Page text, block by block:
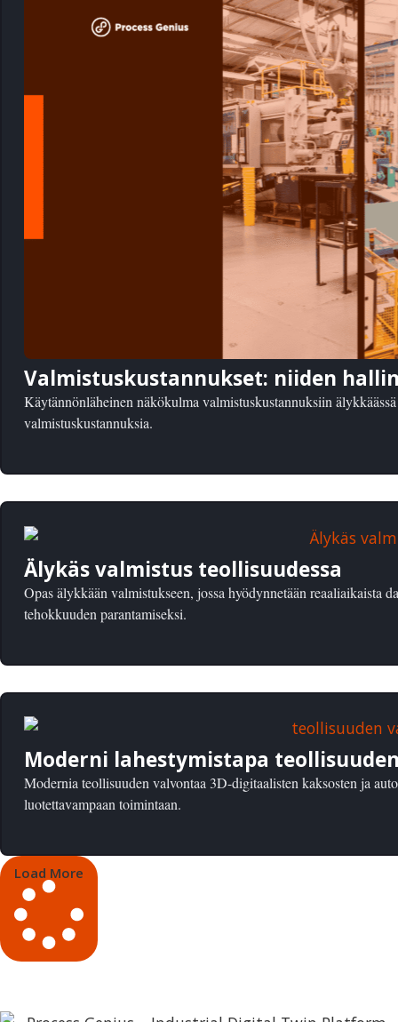
Valmistuskustannukset: niiden
Käytännönläheinen näkökulma valmistuskustannuksiin
valmistuskustannuksia.
Älykäs valmistus teollisuudessa
Opas älykkään valmistukseen, jossa hyödynnetään reaaliaikaista
tehokkuuden parantamiseksi.
Moderni lahestymistapa
Modernia teollisuuden valvontaa 3D-digitaalisten kaksosten ja
luotettavampaan toimintaan.
Load More